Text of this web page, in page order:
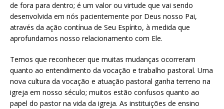
de fora para dentro; é um valor ou virtude que vai sendo
desenvolvida em nós pacientemente por Deus nosso Pai,
através da ação contínua de Seu Espírito, à medida que
aprofundamos nosso relacionamento com Ele.
Temos que reconhecer que muitas mudanças ocorreram
quanto ao entendimento da vocação e trabalho pastoral. Uma
nova cultura da vocação e atuação pastoral ganha terreno na
igreja em nosso século; muitos estão confusos quanto ao
papel do pastor na vida da igreja. As instituições de ensino